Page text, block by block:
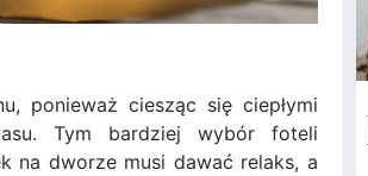
ponieważ ciesząc się ciepłymi
Tym bardziej wybór foteli
na dworze musi dawać relaks, a